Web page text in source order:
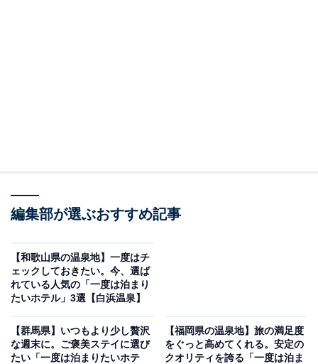
源泉かけ流し湯宿 長生庵（画像：「源泉かけ流し湯宿 長生庵」公式Webサ
イトより）
編集部が選ぶおすすめ記事
【和歌山県の温泉地】一度はチ
ェックしておきたい。今、選ば
れている人気の「一度は泊まり
たいホテル」3選【白浜温泉】
【群馬県】いつもより少し贅沢
な週末に。ご褒美ステイに選び
たい「一度は泊まりたいホテ
【福岡県の温泉地】旅の満足度
をぐっと高めてくれる。安定の
クオリティを誇る「一度は泊ま